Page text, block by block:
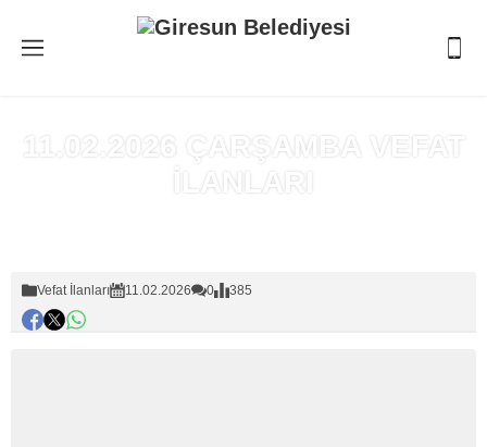
11.02.2026 ÇARŞAMBA VEFAT
İLANLARI
Vefat İlanları 11.02.2026 0 385